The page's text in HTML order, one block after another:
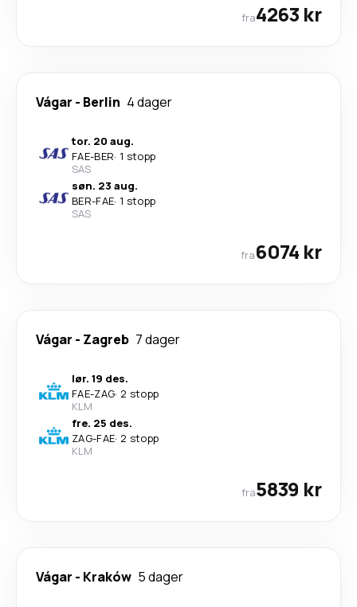
fra4263 kr
Vágar - Berlin 4 dager
tor. 20 aug.
FAE-BER· 1 stopp
SAS
søn. 23 aug.
BER-FAE· 1 stopp
SAS
fra6074 kr
Vágar - Zagreb 7 dager
lør. 19 des.
FAE-ZAG· 2 stopp
KLM
fre. 25 des.
ZAG-FAE· 2 stopp
KLM
fra5839 kr
Vágar - Kraków 5 dager